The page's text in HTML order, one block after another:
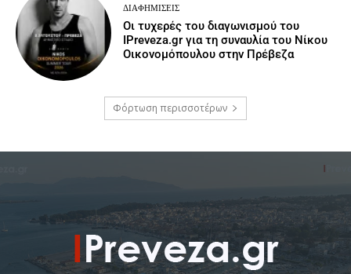
ΔΙΑΦΗΜΊΣΕΙΣ
Οι τυχερές του διαγωνισμού του
IPreveza.gr για τη συναυλία του Νίκου
Οικονομόπουλου στην Πρέβεζα
Φόρτωση περισσοτέρων